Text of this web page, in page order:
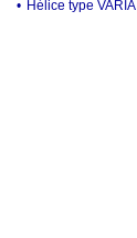
• Hélice type VARIA